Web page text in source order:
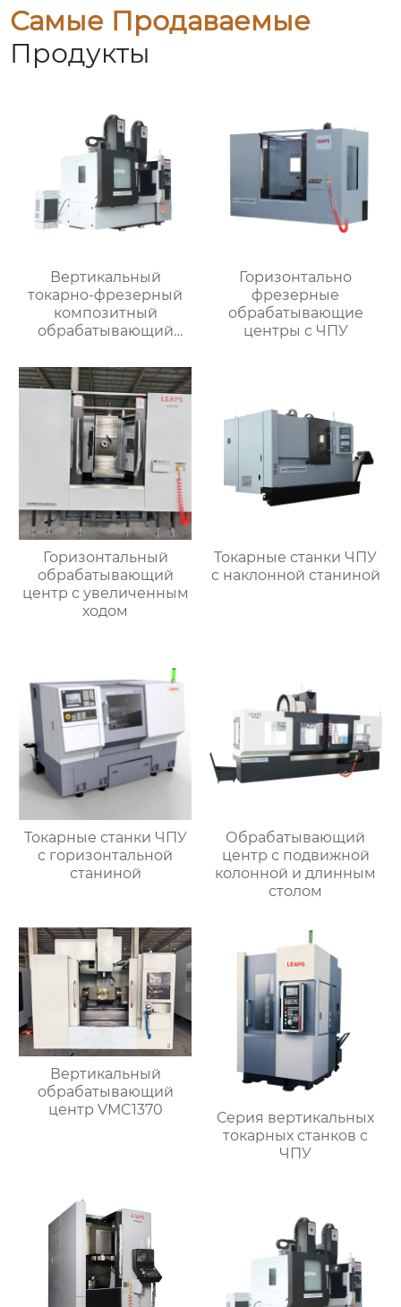
Самые Продаваемые
Продукты
Вертикальный
токарно-фрезерный
композитный
обрабатывающий
Горизонтально
фрезерные
обрабатывающие
центры с ЧПУ
Горизонтальный
обрабатывающий
центр с увеличенным
ходом
Токарные станки ЧПУ
c наклонной станиной
Токарные станки ЧПУ
с горизонтальной
станиной
Обрабатывающий
центр с подвижной
колонной и длинным
столом
Вертикальный
обрабатывающий
центр VMC1370
Серия вертикальных
токарных станков с
ЧПУ